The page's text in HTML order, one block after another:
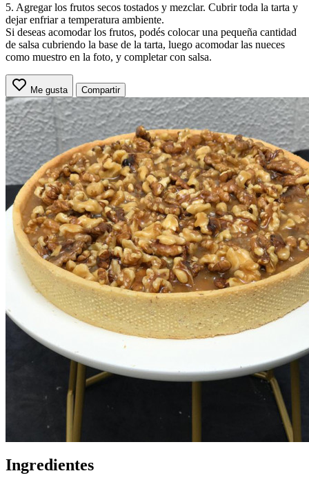
5. Agregar los frutos secos tostados y mezclar. Cubrir toda la tarta y
dejar enfriar a temperatura ambiente.
Si deseas acomodar los frutos, podés colocar una pequeña cantidad
de salsa cubriendo la base de la tarta, luego acomodar las nueces
como muestro en la foto, y completar con salsa.
Me gusta Compartir
Ingredientes